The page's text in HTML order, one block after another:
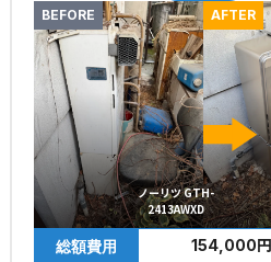
BEFORE
ノーリツ GTH-
2413AWXD
AFTER
総額費用 154,000円